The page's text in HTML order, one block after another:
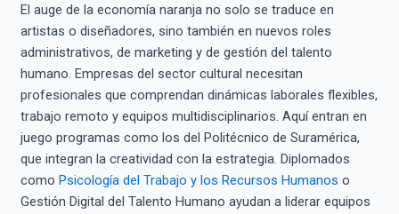
El auge de la economía naranja no solo se traduce en
artistas o diseñadores, sino también en nuevos roles
administrativos, de marketing y de gestión del talento
humano. Empresas del sector cultural necesitan
profesionales que comprendan dinámicas laborales flexibles,
trabajo remoto y equipos multidisciplinarios. Aquí entran en
juego programas como los del Politécnico de Suramérica,
que integran la creatividad con la estrategia. Diplomados
como Psicología del Trabajo y los Recursos Humanos o
Gestión Digital del Talento Humano ayudan a liderar equipos